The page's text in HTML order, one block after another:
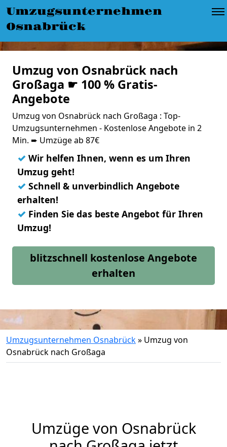
Umzugsunternehmen
Osnabrück
Umzug von Osnabrück nach
Großaga ☛ 100 % Gratis-
Angebote
Umzug von Osnabrück nach Großaga : Top-
Umzugsunternehmen - Kostenlose Angebote in 2
Min. ➨ Umzüge ab 87€
✓ Wir helfen Ihnen, wenn es um Ihren
Umzug geht!
✓ Schnell & unverbindlich Angebote
erhalten!
✓ Finden Sie das beste Angebot für Ihren
Umzug!
blitzschnell kostenlose Angebote
erhalten
Umzugsunternehmen Osnabrück» Umzug von
Osnabrück nach Großaga
Umzüge von Osnabrück